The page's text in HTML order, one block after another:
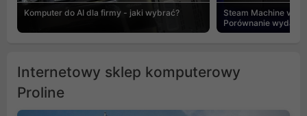
Komputer do AI dla firmy - jaki wybrać?
Steam Machine vs
Porównanie
Internetowy sklep komputerowy
Proline